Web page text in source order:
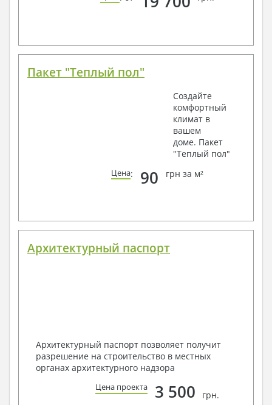
Пакет "Теплый пол"
Создайте
комфортный
климат в
вашем
доме. Пакет
"Теплый пол"
Цена: 90 грн за м²
Архитектурный паспорт
Архитектурный паспорт позволяет получит
разрешение на строительство в местных
органах архитектурного надзора
Цена проекта 3 500 грн.